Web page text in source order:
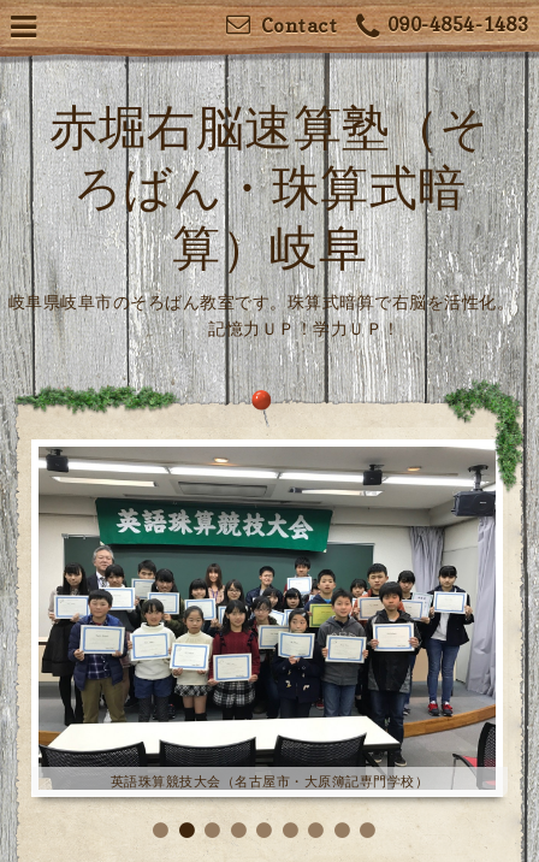
090-4854-1483
Contact
赤堀右脳速算塾（そ
ろばん・珠算式暗
算）岐阜
岐阜県岐阜市のそろばん教室です。珠算式暗算で右脳を活性化。
記憶力ＵＰ！学力ＵＰ！
英語珠算競技大会（名古屋市・大原簿記専門学校）